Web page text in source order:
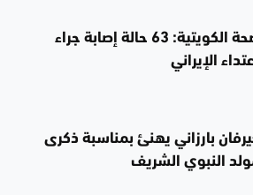
الصحة الكويتية: 63 حالة إصابة جراء
الإيراني
بارزاني يهنئ بمناسبة ذكرى
النبوي الشريف